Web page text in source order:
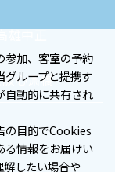
雄中正
心斎橋
参加、客室の予約
グループと提携す
自動的に共有され
の目的でCookies
る情報をお届けい
したい場合や